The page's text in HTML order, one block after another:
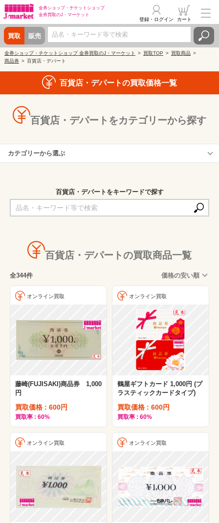
金券ショップ・ チケットショップ
金券買取のJ・マーケット
買取 販売
登録・ログイン カート
金券ショップ・チケットショップ 金券買取のJ・マーケット 買取TOP
買取商品
商品券
百貨店・デパート
百貨店・デパートの買取価格一覧
百貨店・デパートをカテゴリーから探す
カテゴリーから選ぶ
三越百貨店
伊勢丹百貨店
そごう(SOGO)
東急百貨店(TOKYU)
西武百貨店(SEIBU)
大丸百貨店(大丸松坂屋(DAIMARU)
京急百貨店
松坂屋(大丸松坂屋(DAIMARU)
鶴屋百貨店
トキハ百貨店
天満屋百貨店(TENMAYA)
福屋百貨店
京阪百貨店
山陽百貨店
百貨店・デパートをキーワードで探す
百貨店・デパートの買取商品一覧
全344件 価格の安い順
オンライン買取
藤崎(FUJISAKI)商品券 1,000
円
買取価格 : 600円
買取率 : 60%
オンライン買取
鶴屋ギフトカード 1,000円 (プ
ラスティックカードタイプ)
買取価格 : 600円
買取率 : 60%
オンライン買取 オンライン買取